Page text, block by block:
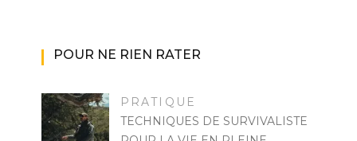
POUR NE RIEN RATER
PRATIQUE
TECHNIQUES DE SURVIVALISTE